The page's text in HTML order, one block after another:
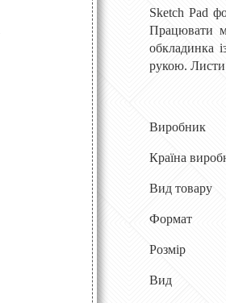
Sketch Pad
Працювати
обкладинка
рукою. Листи
Країна
Вид
Вид